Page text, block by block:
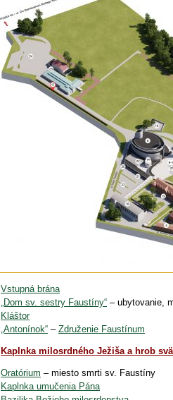
Vstupná brána
„Dom sv. sestry Faustíny“ – ubytovanie,
Kláštor
„Antonínok“ – Združenie Faustínum
Kaplnka milosrdného Ježiša a hrob
Oratórium – miesto smrti sv. Faustíny
Kaplnka umučenia Pána